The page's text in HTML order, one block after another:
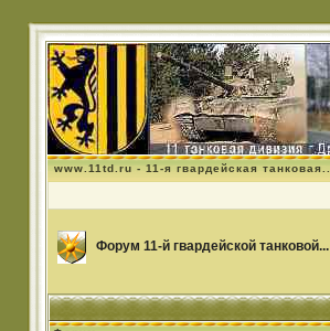
www.11td.ru - 11-я гвардейская танковая...
Форум 11-й гвардейской танковой...